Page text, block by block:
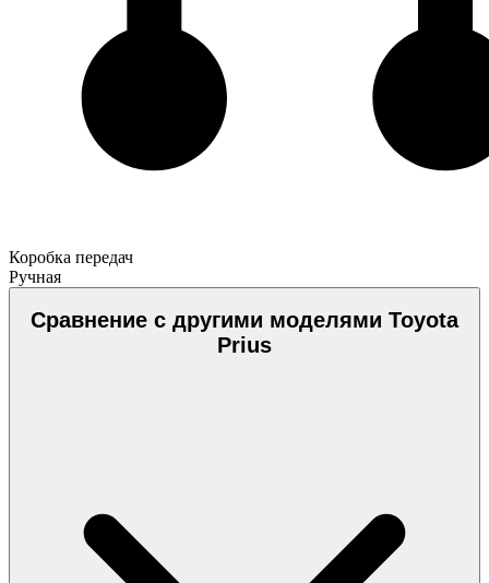
Коробка передач
Ручная
Сравнение с другими моделями Toyota
Prius